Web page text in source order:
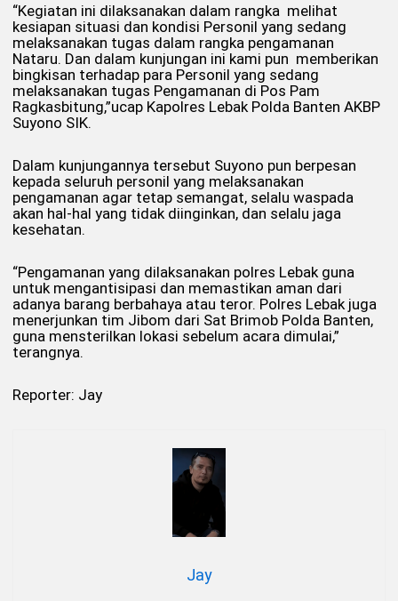
“Kegiatan ini dilaksanakan dalam rangka melihat
kesiapan situasi dan kondisi Personil yang sedang
melaksanakan tugas dalam rangka pengamanan
Nataru. Dan dalam kunjungan ini kami pun memberikan
bingkisan terhadap para Personil yang sedang
melaksanakan tugas Pengamanan di Pos Pam
Ragkasbitung,”ucap Kapolres Lebak Polda Banten AKBP
Suyono SIK.
Dalam kunjungannya tersebut Suyono pun berpesan
kepada seluruh personil yang melaksanakan
pengamanan agar tetap semangat, selalu waspada
akan hal-hal yang tidak diinginkan, dan selalu jaga
kesehatan.
“Pengamanan yang dilaksanakan polres Lebak guna
untuk mengantisipasi dan memastikan aman dari
adanya barang berbahaya atau teror. Polres Lebak juga
menerjunkan tim Jibom dari Sat Brimob Polda Banten,
guna mensterilkan lokasi sebelum acara dimulai,”
terangnya.
Reporter: Jay
Jay